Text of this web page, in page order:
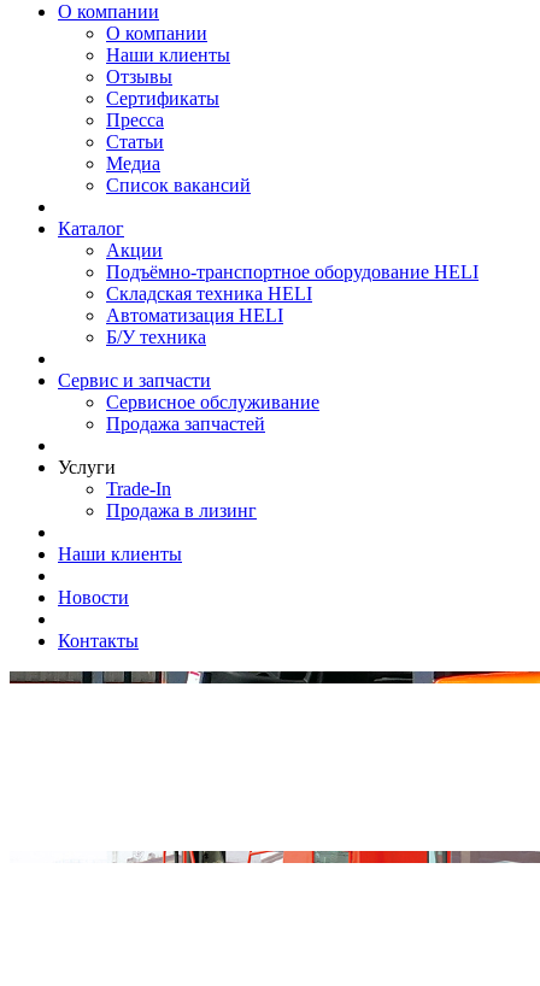
О компании
О компании
Наши клиенты
Отзывы
Сертификаты
Пресса
Статьи
Медиа
Список вакансий
Каталог
Акции
Подъёмно-транспортное оборудование HELI
Складская техника HELI
Автоматизация HELI
Б/У техника
Сервис и запчасти
Сервисное обслуживание
Продажа запчастей
Услуги
Trade-In
Продажа в лизинг
Наши клиенты
Новости
Контакты